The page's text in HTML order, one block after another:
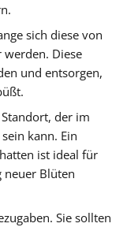
sich diese von
Diese
und entsorgen,
der im
kann. Ein
ist ideal für
neuer Blüten
Sie sollten